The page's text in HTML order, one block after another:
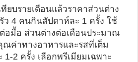
ยบรายเดือนแล้วราคาส่วนต่าง
ว 4 คนกินสัปดาห์ละ 1 ครั้ง ใช้
อมื้อ ส่วนต่างต่อเดือนประมาณ
ณค่าทางอาหารและรสที่เต็ม
1-2 ครั้ง เลือกพรีเมียมเฉพาะ